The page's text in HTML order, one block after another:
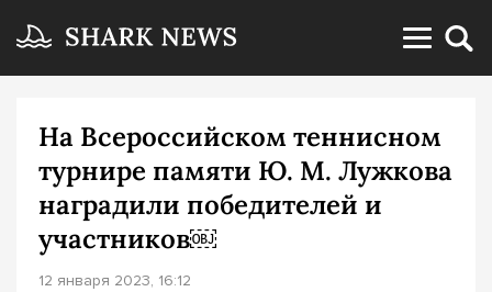
На Всероссийском теннисном
турнире памяти Ю. М. Лужкова
наградили победителей и
участников￼
12 января 2023, 16:12